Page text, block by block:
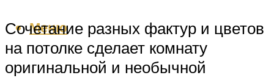
Меню
Сочетание разных фактур и цветов
на потолке сделает комнату
оригинальной и необычной